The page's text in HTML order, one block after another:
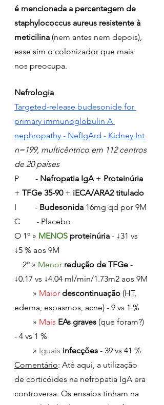
é mencionada a percentagem de
staphylococcus aureus resistente à
meticilina (nem antes nem depois),
esse sim o colonizador que mais
nos preocupa.
Nefrologia
Targeted-release budesonide for
primary immunoglobulin A
nephropathy - NefIgArd - Kidney Int
n=199, multicêntrico em 112 centros
de 20 países
P        - Nefropatia IgA + Proteinúria
+ TFGe 35-90 + iECA/ARA2 titulado
I         - Budesonida 16mg qd por 9M
C        - Placebo
O 1º » MENOS proteinúria - ↓31 vs
↓5 % aos 9M
    2º »
Menor redução de TFGe -
↓0.17 vs ↓4.04 ml/min/1.73m2 aos 9M
» Maior descontinuação (HT,
edema, espasmos, acne) - 9 vs 1 %
         »
Mais EAs graves (que foram?)
- 4 vs 1 %
         »
Iguais infecções - 39 vs 41 %
Comentário: Até aqui, a utilização
de corticóides na nefropatia IgA era
controversa. Os ensaios tinham na